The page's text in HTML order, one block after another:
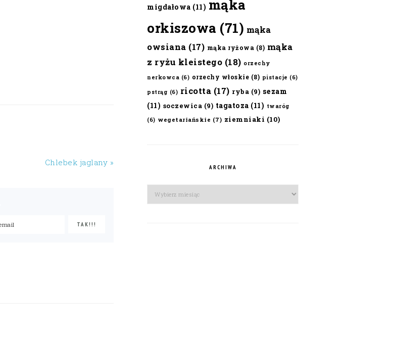
Chlebek jaglany »
migdałowa (11) mąka
orkiszowa (71) mąka
owsiana (17) mąka ryżowa (8) mąka
z ryżu kleistego (18) orzechy
nerkowca (6) orzechy włoskie (8) pistacje (6)
pstrąg (6) ricotta (17) ryba (9) sezam
(11) soczewica (9) tagatoza (11) twaróg
(6) wegetariańskie (7) ziemniaki (10)
ARCHIWA
Archiwa